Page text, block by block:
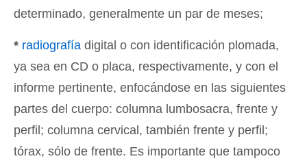
determinado, generalmente un par de meses;
* radiografía digital o con identificación plomada,
ya sea en CD o placa, respectivamente, y con el
informe pertinente, enfocándose en las siguientes
partes del cuerpo: columna lumbosacra, frente y
perfil; columna cervical, también frente y perfil;
tórax, sólo de frente. Es importante que tampoco